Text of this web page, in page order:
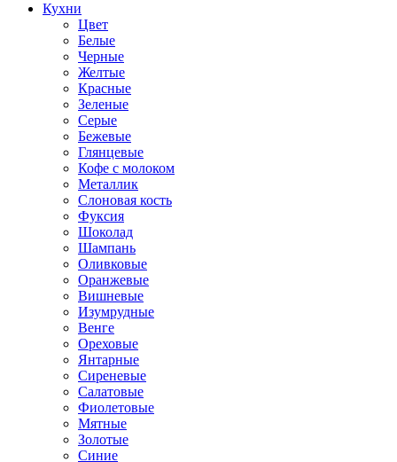
Кухни
Цвет
Белые
Черные
Желтые
Красные
Зеленые
Серые
Бежевые
Глянцевые
Кофе с молоком
Металлик
Слоновая кость
Фуксия
Шоколад
Шампань
Оливковые
Оранжевые
Вишневые
Изумрудные
Венге
Ореховые
Янтарные
Сиреневые
Салатовые
Фиолетовые
Мятные
Золотые
Синие